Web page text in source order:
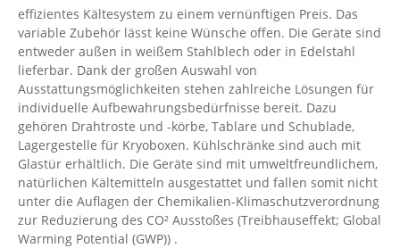
effizientes Kältesystem zu einem vernünftigen Preis. Das
variable Zubehör lässt keine Wünsche offen. Die Geräte sind
entweder außen in weißem Stahlblech oder in Edelstahl
lieferbar. Dank der großen Auswahl von
Ausstattungsmöglichkeiten stehen zahlreiche Lösungen für
individuelle Aufbewahrungsbedürfnisse bereit. Dazu
gehören Drahtroste und -körbe, Tablare und Schublade,
Lagergestelle für Kryoboxen. Kühlschränke sind auch mit
Glastür erhältlich. Die Geräte sind mit umweltfreundlichem,
natürlichen Kältemitteln ausgestattet und fallen somit nicht
unter die Auflagen der Chemikalien-Klimaschutzverordnung
zur Reduzierung des CO² Ausstoßes (Treibhauseffekt; Global
Warming Potential (GWP)) .